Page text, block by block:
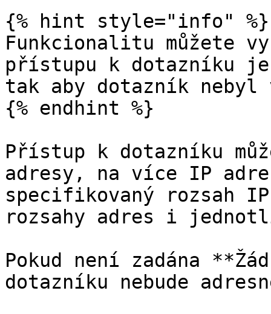
{% hint style="info" %}
Funkcionalitu můžete
přístupu k dotazníku
tak aby dotazník nebyl
{% endhint %}
Přístup k dotazníku
adresy, na více IP
specifikovaný rozsah
rozsahy adres i
Pokud není zadána
dotazníku nebude